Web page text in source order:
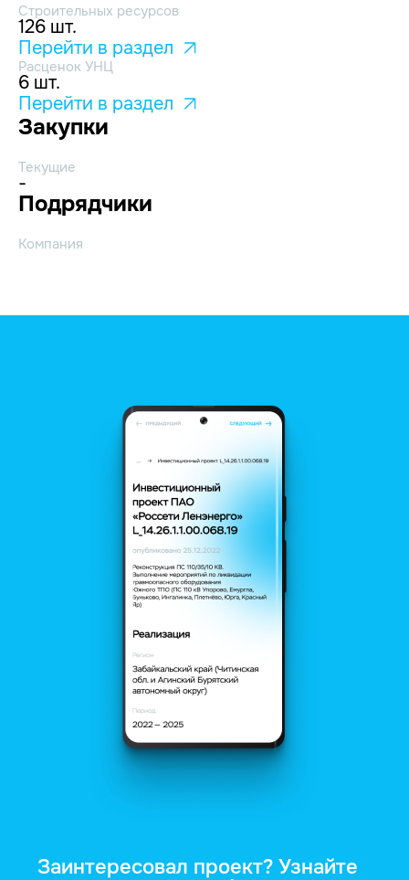
Строительных ресурсов
126 шт.
Перейти в раздел
Расценок УНЦ
6 шт.
Перейти в раздел
Закупки
Текущие
-
Подрядчики
Компания
Заинтересовал проект? Узнайте